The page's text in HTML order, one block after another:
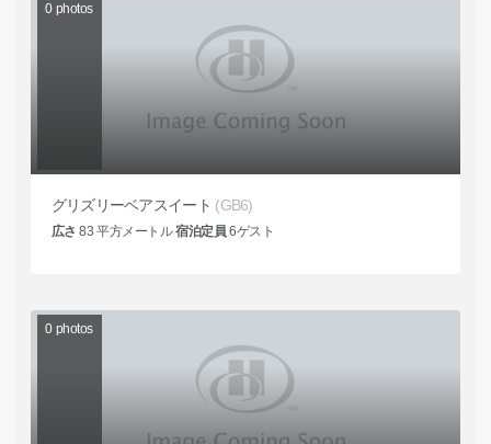
0 photos
グリズリーベアスイート (GB6)
広さ 83 平方メートル宿泊定員 6ゲスト
0 photos